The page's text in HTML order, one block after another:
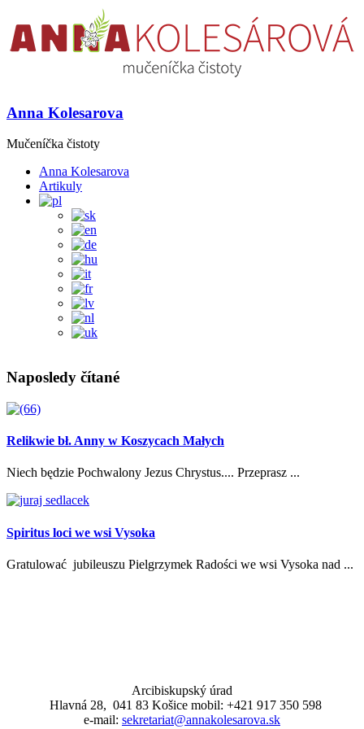
Anna Kolesarova
Mučeníčka čistoty
Anna Kolesarova
Artikuly
Naposledy čítané
Relikwie bł. Anny w Koszycach Małych
Niech będzie Pochwalony Jezus Chrystus.... Przeprasz ...
Spiritus loci we wsi Vysoka
Gratulować jubileuszu Pielgrzymek Radości we wsi Vysoka nad ...
Arcibiskupský úrad
Hlavná 28, 041 83 Košice mobil: +421 917 350 598
e-mail: sekretariat@annakolesarova.sk